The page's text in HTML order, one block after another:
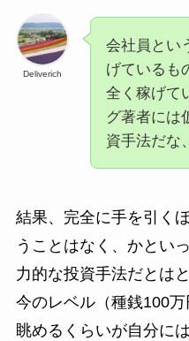
Deliverich
会社員とい
げているも
全く稼げて
グ著者には
資手法だな
結果、完全に手を引く
うことはなく、かとい
力的な投資手法だとは
今のレベル（種銭100
眺めるくらいが自分に